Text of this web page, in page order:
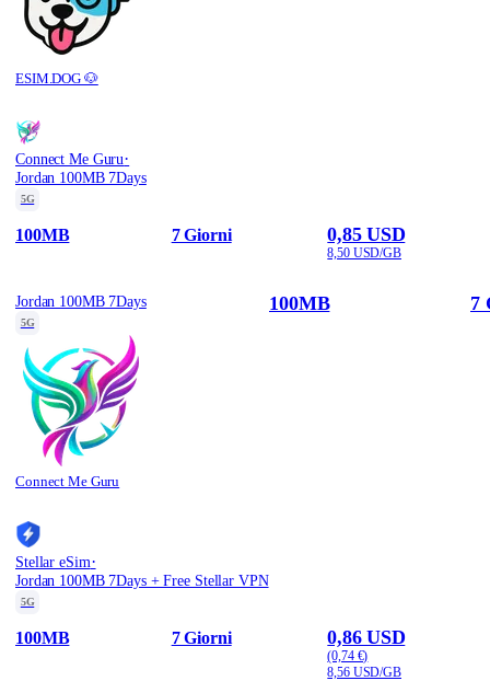
ESIM.DOG 🐶
Connect Me Guru·
Jordan 100MB 7Days
5G
100MB 7 Giorni 0,85 USD
8,50 USD/GB
Jordan 100MB 7Days
5G
Connect Me Guru
100MB 7
Stellar eSim·
Jordan 100MB 7Days + Free Stellar VPN
5G
100MB 7 Giorni 0,86 USD
(0,74 €)
8,56 USD/GB